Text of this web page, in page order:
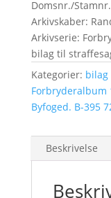
Domsnr./
Arkivskaber:
Arkivserie:
bilag til
Kategorier: bilag
Forbryderalbum
Byfoged. B-395
Beskrivelse